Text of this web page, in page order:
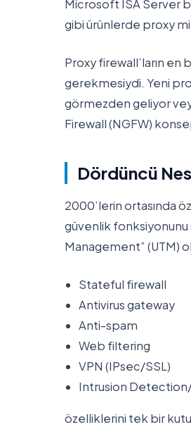
Microsoft ISA Server
gibi ürünlerde proxy
Proxy firewall’ların en
gerekmesiydi. Yeni
görmezden geliyor
Firewall (NGFW)
Dördüncü
2000’lerin ortasında
güvenlik fonksiyonunu
Management” (UTM)
Stateful firewall
Antivirus gateway
Anti-spam
Web filtering
VPN (IPsec/SSL)
Intrusion
özelliklerini tek bir